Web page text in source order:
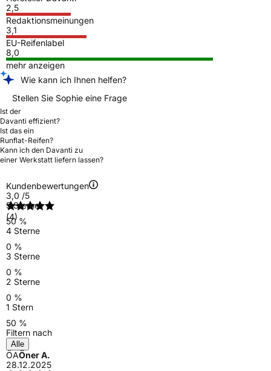
2,5
Redaktionsmeinungen
3,1
EU-Reifenlabel
8,0
mehr anzeigen
Wie kann ich Ihnen helfen?
Stellen Sie Sophie eine Frage
Ist der
Davanti effizient?
Ist das ein
Runflat-Reifen?
Kann ich den Davanti zu
einer Werkstatt liefern lassen?
Kundenbewertungen
3,0 /5
(4)
5 Sterne
50 %
4 Sterne
0 %
3 Sterne
0 %
2 Sterne
0 %
1 Stern
50 %
Filtern nach
Alle
ÖAÖner A.
28.12.2025